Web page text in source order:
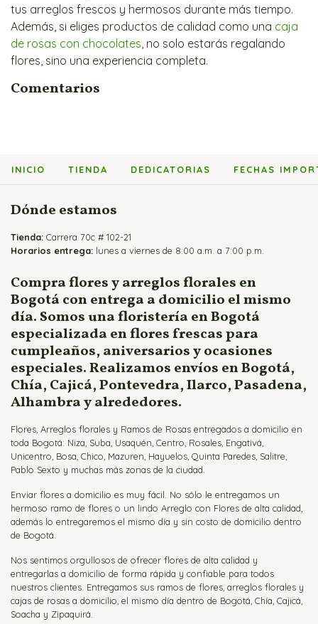
tus arreglos frescos y hermosos durante más tiempo.
Además, si eliges productos de calidad como una caja
de rosas con chocolates, no solo estarás regalando
flores, sino una experiencia completa.
Comentarios
INICIO TIENDA DEDICATORIAS FECHAS
Dónde estamos
Tienda: Carrera 70c # 102-21
Horarios entrega: lunes a viernes de 8:00 a.m. a 7:00 p.m.
Compra flores y arreglos florales en
Bogotá con entrega a domicilio el mismo
día. Somos una floristería en Bogotá
especializada en flores frescas para
cumpleaños, aniversarios y ocasiones
especiales. Realizamos envíos en Bogotá,
Chía, Cajicá, Pontevedra, Ilarco, Pasadena,
Alhambra y alrededores.
Flores, Arreglos florales y Ramos de Rosas entregados a domicilio en
toda Bogotá: Niza, Suba, Usaquén, Centro, Rosales, Engativá,
Unicentro, Bosa, Chico, Mazuren, Hayuelos, Quinta Paredes, Salitre,
Pablo Sexto y muchas más zonas de la ciudad.
Enviar flores a domicilio es muy fácil. No sólo le entregamos un
hermoso ramo de flores o un lindo Arreglo con Flores de alta calidad,
además lo entregaremos el mismo día y sin costo de domicilio dentro
de Bogotá.
Nos sentimos orgullosos de ofrecer flores de alta calidad y
entregarlas a domicilio de forma rápida y confiable para todos
nuestros clientes. Entregamos sus ramos de flores, arreglos florales y
cajas de rosas a domicilio, el mismo día dentro de Bogotá, Chía, Cajicá,
Soacha y Zipaquirá.